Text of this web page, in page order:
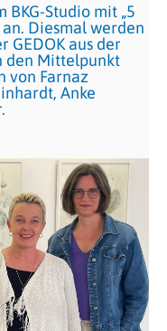
BKG-Studio mit „5
Diesmal werden
GEDOK aus der
den Mittelpunkt
von Farnaz
Anke